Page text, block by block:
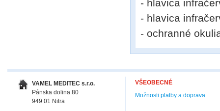
- hlavica
- hlavica
- ochranné
VAMEL MEDITEC s.r.o.
Pánska dolina 80
949 01 Nitra
VŠEOBECNÉ
Možnosti platby a doprava